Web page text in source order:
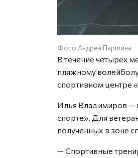
Фото Андрея Паршина
В течение четырех
пляжному
спортивном центре
Илья Владимиров —
спорте». Для
полученных в зоне
— Спортивные